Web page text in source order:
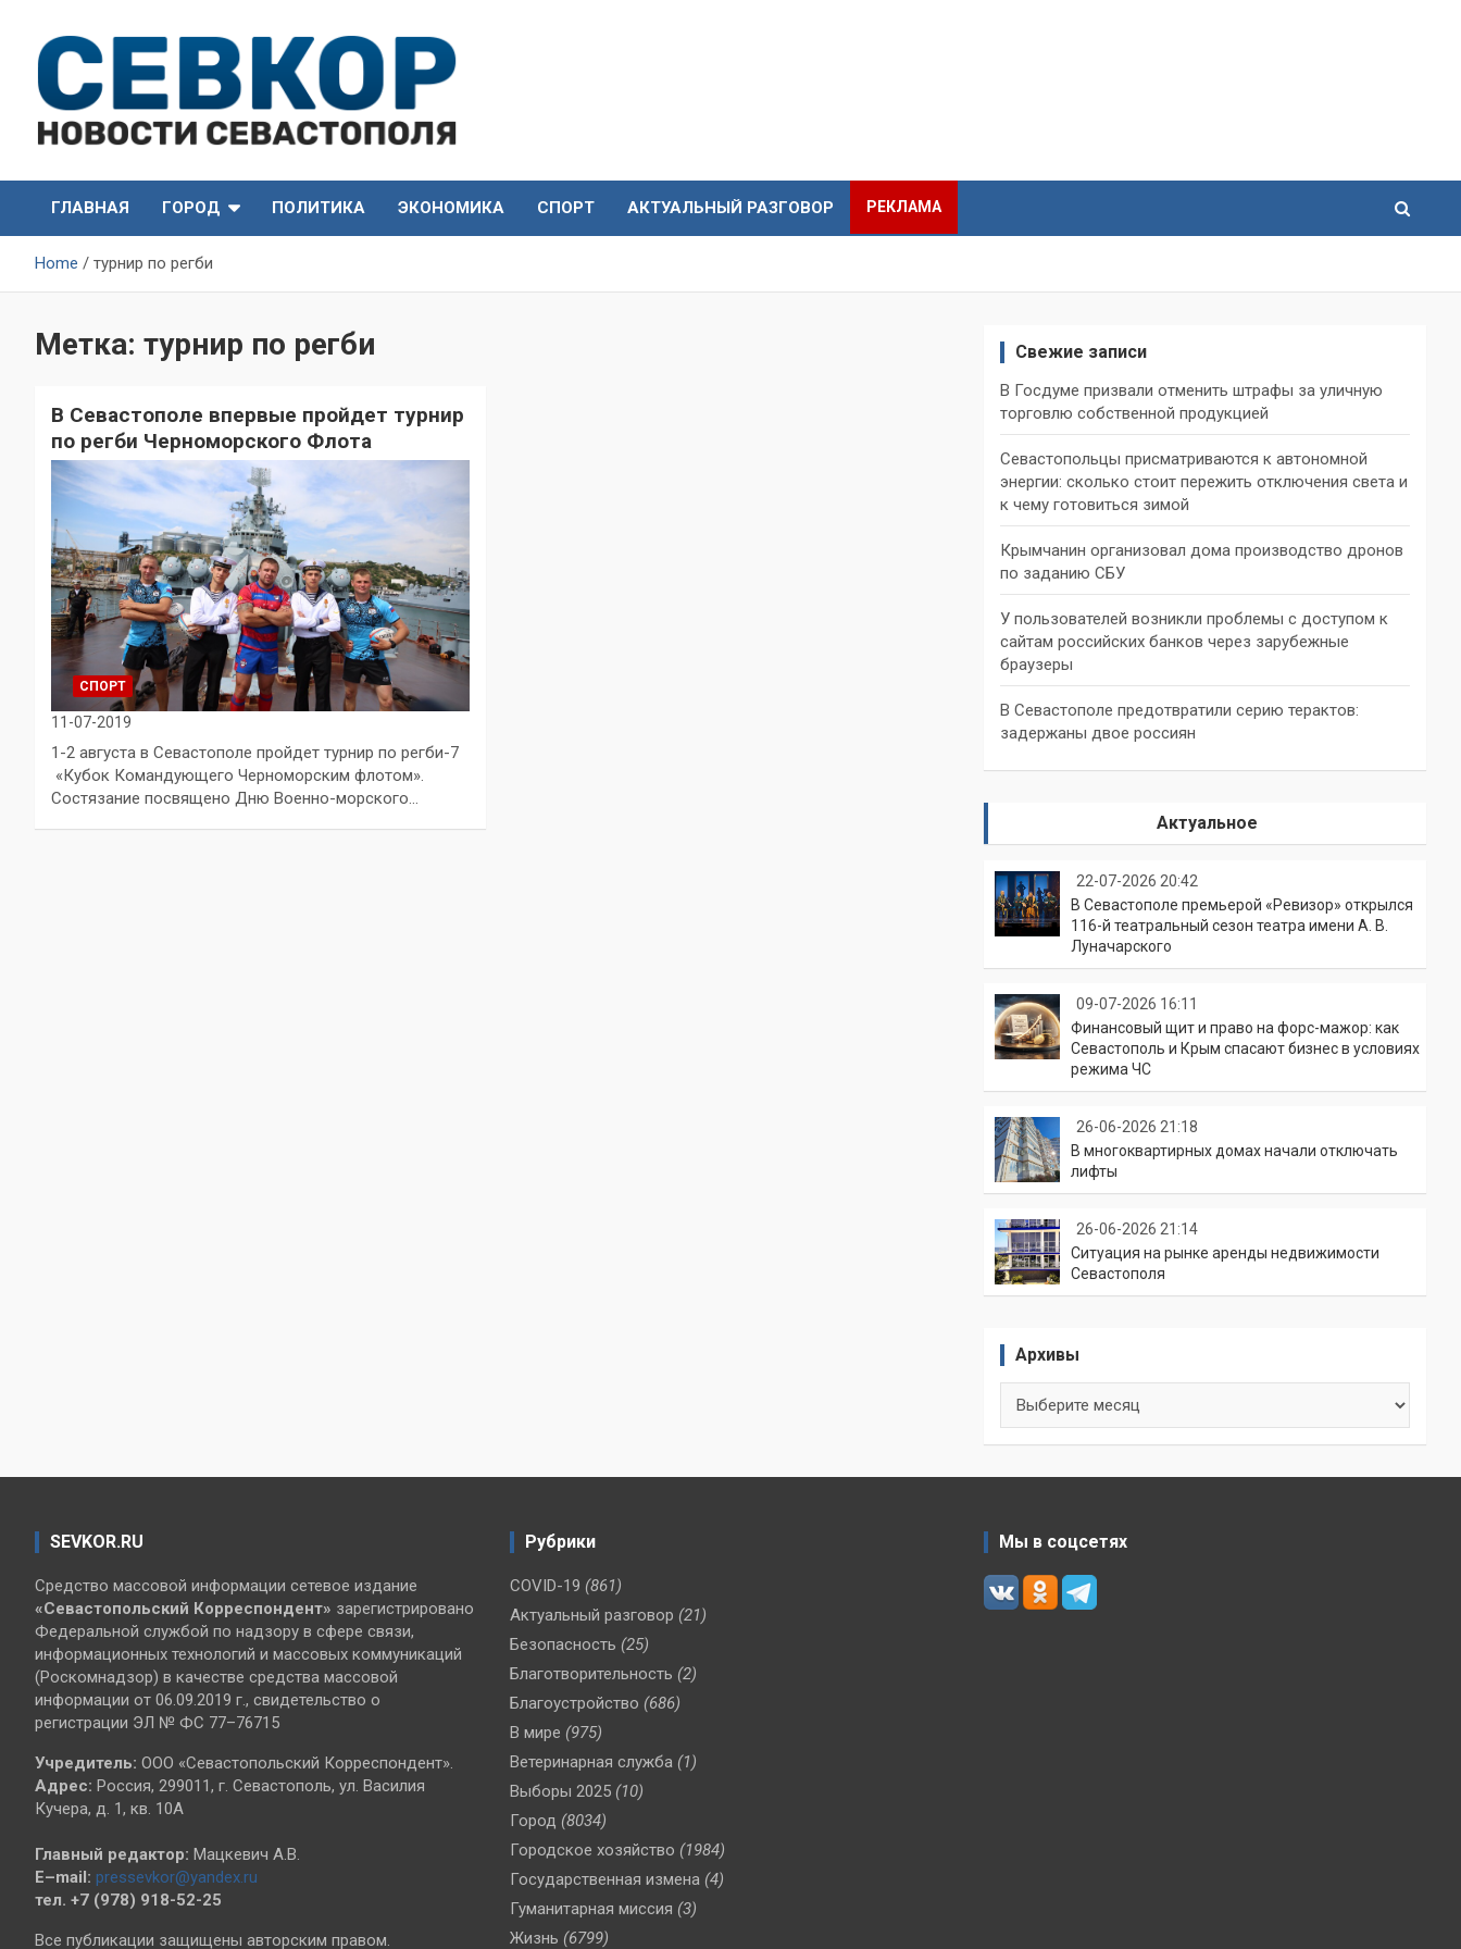
content
СевКор — Новости
Севастополя
Севастополя
ГЛАВНАЯ
ГОРОД ПОЛИТИКА ЭКОНОМИКА СПОРТ АКТУАЛЬНЫЙ РАЗГОВОР РЕКЛАМА
Home турнир по регби
Метка: турнир по регби
В Севастополе впервые пройдет турнир
по регби Черноморского Флота
СПОРТ
11-07-2019
1-2 августа в Севастополе пройдет турнир по регби-7
«Кубок Командующего Черноморским флотом».
Состязание посвящено Дню Военно-морского…
Свежие записи
В Госдуме призвали отменить штрафы за уличную
торговлю собственной продукцией
Севастопольцы присматриваются к автономной
энергии: сколько стоит пережить отключения света и
к чему готовиться зимой
Крымчанин организовал дома производство дронов
по заданию СБУ
У пользователей возникли проблемы с доступом к
сайтам российских банков через зарубежные
браузеры
В Севастополе предотвратили серию терактов:
задержаны двое россиян
Актуальное
22-07-2026 20:42
В Севастополе премьерой «Ревизор» открылся
116-й театральный сезон театра имени А. В.
Луначарского
09-07-2026 16:11
Финансовый щит и право на форс-мажор: как
Севастополь и Крым спасают бизнес в условиях
режима ЧС
26-06-2026 21:18
В многоквартирных домах начали отключать
лифты
26-06-2026 21:14
Ситуация на рынке аренды недвижимости
Севастополя
Архивы
SEVKOR.RU
Средство массовой информации сетевое издание
«Севастопольский Корреспондент» зарегистрировано
Федеральной службой по надзору в сфере связи,
информационных технологий и массовых коммуникаций
(Роскомнадзор) в качестве средства массовой
информации от 06.09.2019 г., свидетельство о
регистрации ЭЛ № ФС 77–76715
Учредитель: ООО «Севастопольский Корреспондент».
Адрес: Россия, 299011, г. Севастополь, ул. Василия
Кучера, д. 1, кв. 10А
Главный редактор: Мацкевич А.В.
E–mail: pressevkor@yandex.ru
тел. +7 (978) 918-52-25
Все публикации защищены авторским правом.
Рубрики
COVID-19 (861)
Актуальный разговор (21)
Безопасность (25)
Благотворительность (2)
Благоустройство (686)
В мире (975)
Ветеринарная служба (1)
Выборы 2025 (10)
Город (8034)
Городское хозяйство (1984)
Государственная измена (4)
Гуманитарная миссия (3)
Жизнь (6799)
Мы в соцсетях